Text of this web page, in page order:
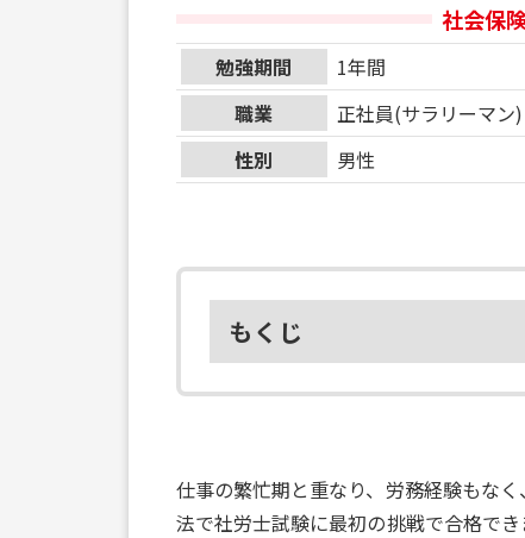
社会保
勉強期間 1年間
職業
正社員(サラリーマン)
性別
男性
もくじ
仕事の繁忙期と重なり、労務経験もな
法で社労士試験に最初の挑戦で合格で